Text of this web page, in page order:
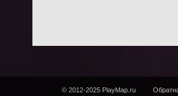
© 2012-2025 PlayMap.ru